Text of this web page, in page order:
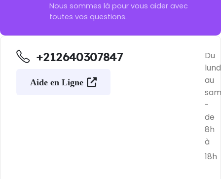
Nous sommes là pour vous aider avec
toutes vos questions.
+212640307847
Aide en Ligne
Du
au
-
de
8h
à
18h